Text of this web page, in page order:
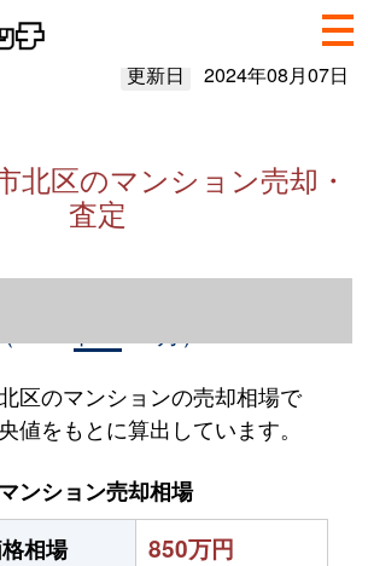
更新日 2024年08月07日
北区のマンション売却・
査定
区のマンションの売却相場で
値をもとに算出しています。
ンション売却相場
相場
850万円